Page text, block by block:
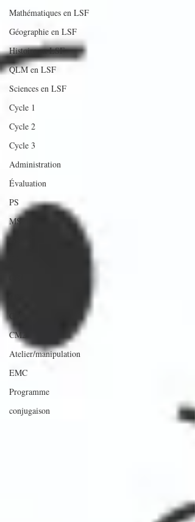
Mathématiques en LSF
Géographie en LSF
Histoire en LSF
QLM en LSF
Sciences en LSF
Cycle 1
Cycle 2
Cycle 3
Administration
Évaluation
PS
MS
GS
CM1
CM2
Atelier/manipulation
EMC
Programme
conjugaison